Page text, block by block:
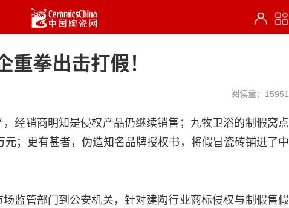
重拳出击打假！
阅读量：15951
经销商明知是侵权产品仍继续销售；九牧卫浴的制假窝点
；更有甚者，伪造知名品牌授权书，将假冒瓷砖铺进了中
监管部门到公安机关，针对建陶行业商标侵权与制假售假